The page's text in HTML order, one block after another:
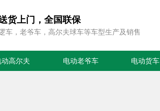
货上门，全国联保
车，老爷车，高尔夫球车等车型生产及销售
动高尔夫 电动老爷车 电动货车